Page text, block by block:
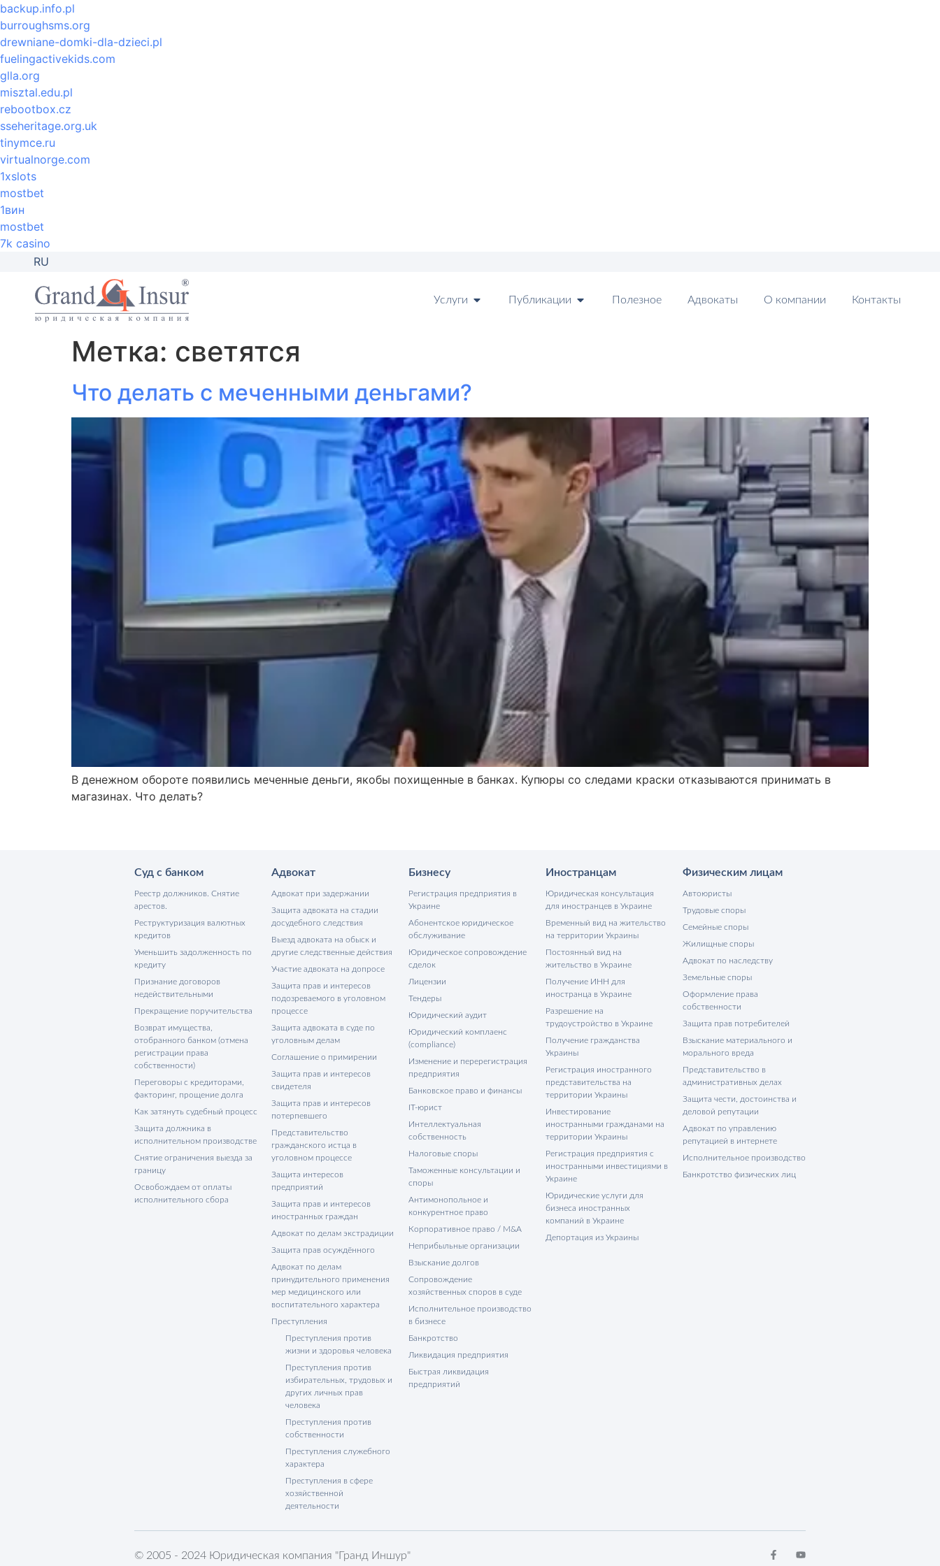
backup.info.pl
burroughsms.org
drewniane-domki-dla-dzieci.pl
fuelingactivekids.com
glla.org
misztal.edu.pl
rebootbox.cz
sseheritage.org.uk
tinymce.ru
virtualnorge.com
1xslots
mostbet
1вин
mostbet
7k casino
RU
Услуги Публикации Полезное Адвокаты О компании Контакты
Метка: светятся
Что делать с меченными деньгами?
В денежном обороте появились меченные деньги, якобы похищенные в банках. Купюры со следами краски отказываются принимать в
магазинах. Что делать?
Суд с банком
Реестр должников. Снятие
арестов.
Реструктуризация валютных
кредитов
Уменьшить задолженность по
кредиту
Признание договоров
недействительными
Прекращение поручительства
Возврат имущества,
отобранного банком (отмена
регистрации права
собственности)
Переговоры с кредиторами,
факторинг, прощение долга
Как затянуть судебный процесс
Защита должника в
исполнительном производстве
Снятие ограничения выезда за
границу
Освобождаем от оплаты
исполнительного сбора
Адвокат
Адвокат при задержании
Защита адвоката на стадии
досудебного следствия
Выезд адвоката на обыск и
другие следственные действия
Участие адвоката на допросе
Защита прав и интересов
подозреваемого в уголовном
процессе
Защита адвоката в суде по
уголовным делам
Соглашение о примирении
Защита прав и интересов
свидетеля
Защита прав и интересов
потерпевшего
Представительство
гражданского истца в
уголовном процессе
Защита интересов
предприятий
Защита прав и интересов
иностранных граждан
Адвокат по делам экстрадиции
Защита прав осуждённого
Адвокат по делам
принудительного применения
мер медицинского или
воспитательного характера
Преступления
Преступления против
жизни и здоровья человека
Преступления против
избирательных, трудовых и
других личных прав
человека
Преступления против
собственности
Преступления служебного
характера
Преступления в сфере
хозяйственной
деятельности
Бизнесу
Регистрация предприятия в
Украине
Абонентское юридическое
обслуживание
Юридическое сопровождение
сделок
Лицензии
Тендеры
Юридический аудит
Юридический комплаенс
(compliance)
Изменение и перерегистрация
предприятия
Банковское право и финансы
IT-юрист
Интеллектуальная
собственность
Налоговые споры
Таможенные консультации и
споры
Антимонопольное и
конкурентное право
Корпоративное право / M&A
Неприбыльные организации
Взыскание долгов
Сопровождение
хозяйственных споров в суде
Исполнительное производство
в бизнесе
Банкротство
Ликвидация предприятия
Быстрая ликвидация
предприятий
Иностранцам
Юридическая консультация
для иностранцев в Украине
Временный вид на жительство
на территории Украины
Постоянный вид на
жительство в Украине
Получение ИНН для
иностранца в Украине
Разрешение на
трудоустройство в Украине
Получение гражданства
Украины
Регистрация иностранного
представительства на
территории Украины
Инвестирование
иностранными гражданами на
территории Украины
Регистрация предприятия с
иностранными инвестициями в
Украине
Юридические услуги для
бизнеса иностранных
компаний в Украине
Депортация из Украины
Физическим лицам
Автоюристы
Трудовые споры
Семейные споры
Жилищные споры
Адвокат по наследству
Земельные споры
Оформление права
собственности
Защита прав потребителей
Взыскание материального и
морального вреда
Представительство в
административных делах
Защита чести, достоинства и
деловой репутации
Адвокат по управлению
репутацией в интернете
Исполнительное производство
Банкротство физических лиц
© 2005 - 2024 Юридическая компания "Гранд Иншур"